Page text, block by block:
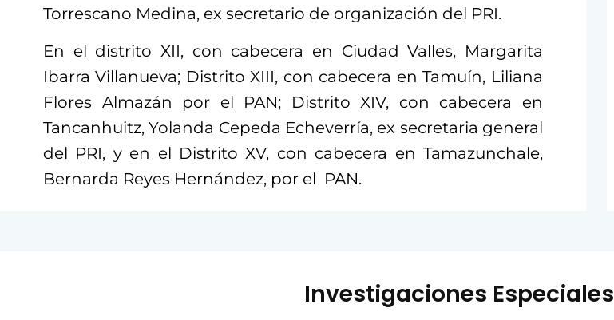
Torrescano Medina, ex secretario de organización del PRI.
En el distrito XII, con cabecera en Ciudad Valles, Margarita
Ibarra Villanueva; Distrito XIII, con cabecera en Tamuín, Liliana
Flores Almazán por el PAN; Distrito XIV, con cabecera en
Tancanhuitz, Yolanda Cepeda Echeverría, ex secretaria general
del PRI, y en el Distrito XV, con cabecera en Tamazunchale,
Bernarda Reyes Hernández, por el PAN.
Investigaciones Especiales